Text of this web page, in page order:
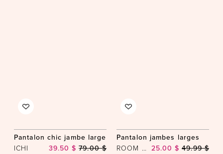
Pantalon chic jambe large
ICHI 39.50 $ 79.00 $
Pantalon jambes larges
ROOM 34 25.00 $ 49.99 $